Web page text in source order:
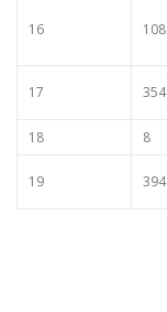
16 108
17 354
18
8
19 394